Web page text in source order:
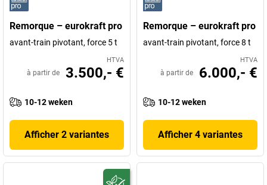
Remorque – eurokraft pro
avant-train pivotant, force 5 t
HTVA
à partir de 3.500,- €
10-12 weken
Afficher 2 variantes
Remorque – eurokraft pro
avant-train pivotant, force 8 t
HTVA
à partir de 6.000,- €
10-12 weken
Afficher 4 variantes